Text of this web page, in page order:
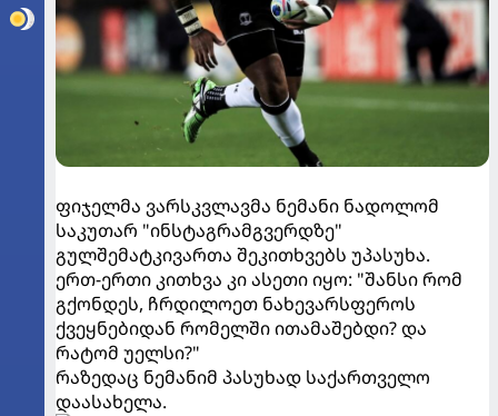
ფიჯელმა ვარსკვლავმა ნემანი ნადოლომ
საკუთარ "ინსტაგრამგვერდზე"
გულშემატკივართა შეკითხვებს უპასუხა.
ერთ-ერთი კითხვა კი ასეთი იყო: "შანსი რომ
გქონდეს, ჩრდილოეთ ნახევარსფეროს
ქვეყნებიდან რომელში ითამაშებდი? და
რატომ უელსი?"
რაზედაც ნემანიმ პასუხად საქართველო
დაასახელა.